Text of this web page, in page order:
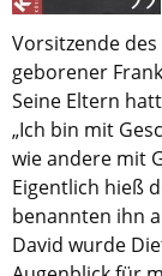
Aktuelle
Oktober 2017
Download
Informationen
Aus (nicht
Videos
Vorsitzende
geborener
Seine Eltern
„Ich bin mit
wie andere mit
Eigentlich hieß
benannten ihn
David wurde